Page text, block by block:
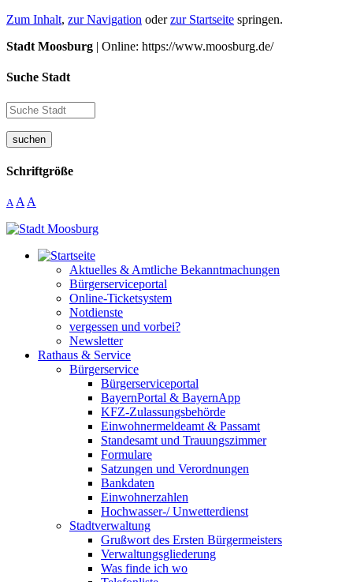
Zum Inhalt, zur Navigation oderzur Startseite springen.
Stadt Moosburg | Online: https://www.moosburg.de/
Suche Stadt
suchen
Schriftgröße
A A A
Aktuelles & Amtliche Bekanntmachungen
Bürgerserviceportal
Online-Ticketsystem
Notdienste
vergessen und vorbei?
Newsletter
Rathaus & Service
Bürgerservice
Bürgerserviceportal
BayernPortal & BayernApp
KFZ-Zulassungsbehörde
Einwohnermeldeamt & Passamt
Standesamt und Trauungszimmer
Formulare
Satzungen und Verordnungen
Bankdaten
Einwohnerzahlen
Hochwasser-/ Unwetterdienst
Stadtverwaltung
Grußwort des Ersten Bürgermeisters
Verwaltungsgliederung
Was finde ich wo